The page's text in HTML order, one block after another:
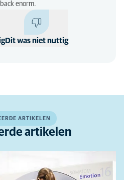
enorm.
Dit was niet nuttig
ARTIKELEN
artikelen